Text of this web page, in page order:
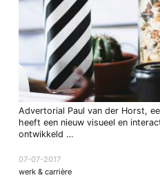
Advertorial Paul van der Horst,
heeft een nieuw visueel en
ontwikkeld …
07-07-2017
werk & carrière